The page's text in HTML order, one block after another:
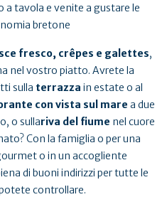
a tavola e venite a gustare le
bretone
fresco, crêpes e galettes,
nel vostro piatto. Avrete la
sulla terrazza in estate o al
con vista sul mare a due
o sullariva del fiume nel cuore
Con la famiglia o per una
o in un accogliente
di buoni indirizzi per tutte le
controllare.